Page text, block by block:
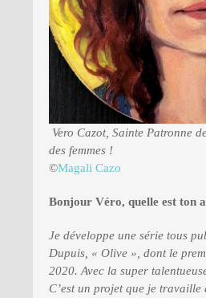
Vero Cazot, Sainte Patronne
des femmes !
©Magali Cazo
Bonjour Véro, quelle est ton
Je développe une série tous
Dupuis, « Olive », dont le
2020. Avec la super
C’est un projet que je travaille